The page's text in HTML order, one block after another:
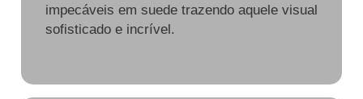
impecáveis em suede trazendo aquele visual
sofisticado e incrível.